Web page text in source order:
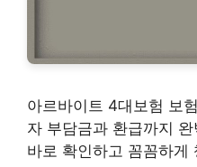
아르바이트 4대보험 보
자 부담금과 환급까지
바로 확인하고 꼼꼼하게